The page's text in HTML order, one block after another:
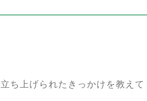
ち上げられたきっかけを教えて